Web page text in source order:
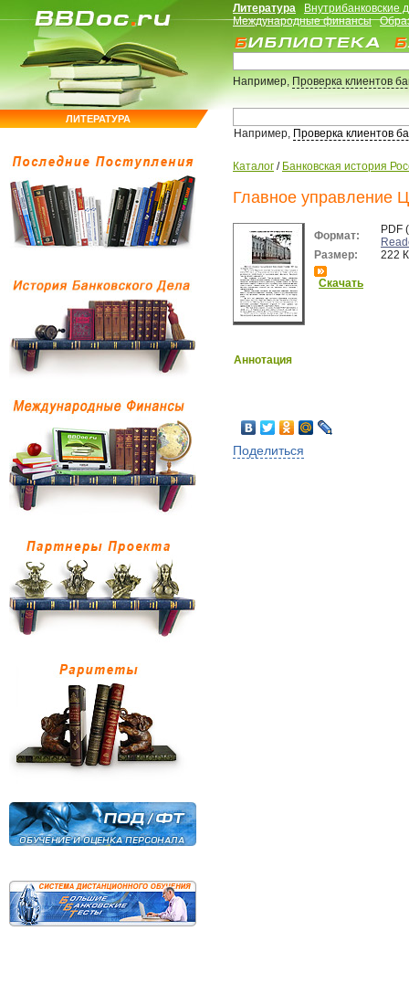
ЛИТЕРАТУРА
Литература
Внутрибанковские
Международные финансы
Например,Проверка клиентов
Например, Проверка клиентов
Каталог / Банковская история
Главное управление
Формат:
PDF
Размер:
222
Скачать
Аннотация
Поделиться